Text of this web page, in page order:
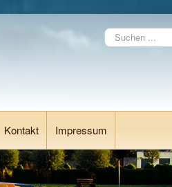
Suchen
...
Kontakt Impressum